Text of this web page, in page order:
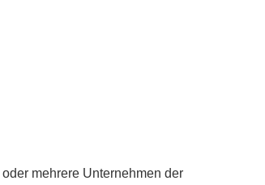
mehrere Unternehmen der